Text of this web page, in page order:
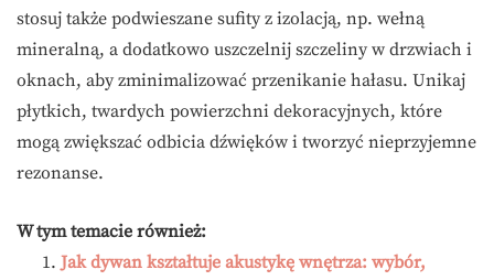
stosuj także podwieszane sufity z izolacją, np. wełną
mineralną, a dodatkowo uszczelnij szczeliny w drzwiach i
oknach, aby zminimalizować przenikanie hałasu. Unikaj
płytkich, twardych powierzchni dekoracyjnych, które
mogą zwiększać odbicia dźwięków i tworzyć nieprzyjemne
rezonanse.
W tym temacie również:
Jak dywan kształtuje akustykę wnętrza: wybór,